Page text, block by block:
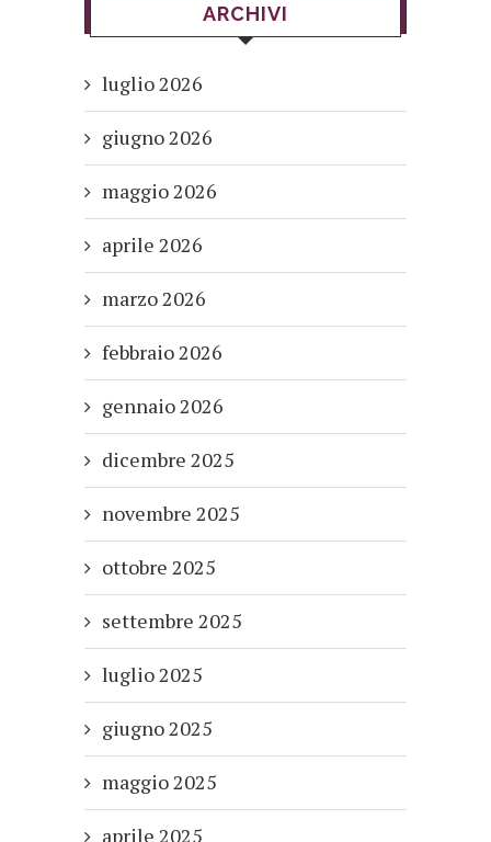
ARCHIVI
luglio 2026
giugno 2026
maggio 2026
aprile 2026
marzo 2026
febbraio 2026
gennaio 2026
dicembre 2025
novembre 2025
ottobre 2025
settembre 2025
luglio 2025
giugno 2025
maggio 2025
aprile 2025